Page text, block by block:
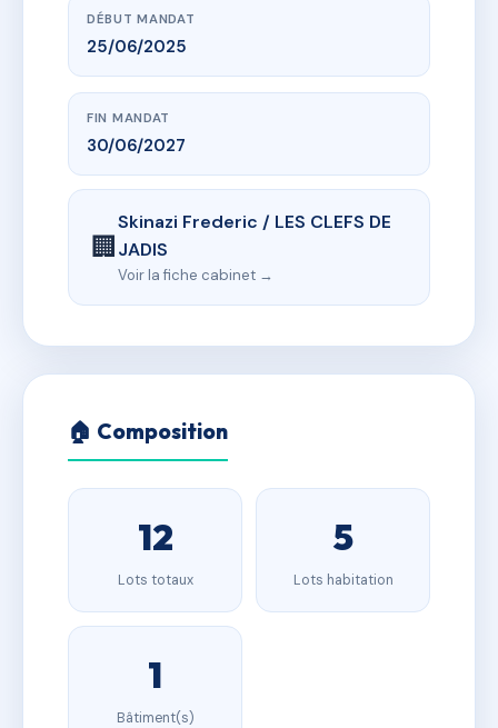
DÉBUT MANDAT
25/06/2025
FIN MANDAT
30/06/2027
🏢
Skinazi Frederic / LES CLEFS DE
JADIS
Voir la fiche cabinet →
🏠 Composition
12
Lots totaux
5
Lots habitation
1
Bâtiment(s)